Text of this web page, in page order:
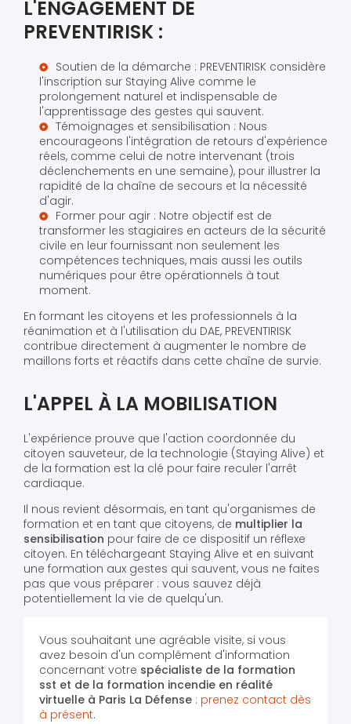
L'ENGAGEMENT DE
PREVENTIRISK :
Soutien de la démarche : PREVENTIRISK considère
l'inscription sur Staying Alive comme le
prolongement naturel et indispensable de
l'apprentissage des gestes qui sauvent.
Témoignages et sensibilisation : Nous
encourageons l'intégration de retours d'expérience
réels, comme celui de notre intervenant (trois
déclenchements en une semaine), pour illustrer la
rapidité de la chaîne de secours et la nécessité
d'agir.
Former pour agir : Notre objectif est de
transformer les stagiaires en acteurs de la sécurité
civile en leur fournissant non seulement les
compétences techniques, mais aussi les outils
numériques pour être opérationnels à tout
moment.
En formant les citoyens et les professionnels à la
réanimation et à l'utilisation du DAE, PREVENTIRISK
contribue directement à augmenter le nombre de
maillons forts et réactifs dans cette chaîne de survie.
L'APPEL À LA MOBILISATION
L'expérience prouve que l'action coordonnée du
citoyen sauveteur, de la technologie (Staying Alive) et
de la formation est la clé pour faire reculer l'arrêt
cardiaque.
Il nous revient désormais, en tant qu'organismes de
formation et en tant que citoyens, de multiplier la
sensibilisation pour faire de ce dispositif un réflexe
citoyen. En téléchargeant Staying Alive et en suivant
une formation aux gestes qui sauvent, vous ne faites
pas que vous préparer : vous sauvez déjà
potentiellement la vie de quelqu'un.
Vous souhaitant une agréable visite, si vous
avez besoin d'un complément d'information
concernant votre spécialiste de la formation
sst et de la formation incendie en réalité
virtuelle à Paris La Défense : prenez contact dès
à présent.